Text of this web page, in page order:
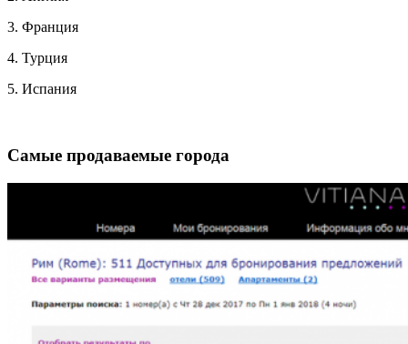
3. Франция
4. Турция
5. Испания
Самые продаваемые города